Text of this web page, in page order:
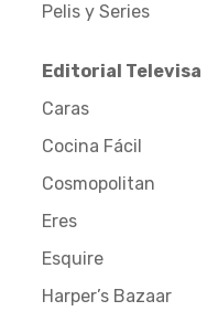
Pelis y Series
Editorial Televisa
Caras
Cocina Fácil
Cosmopolitan
Eres
Esquire
Harper’s Bazaar